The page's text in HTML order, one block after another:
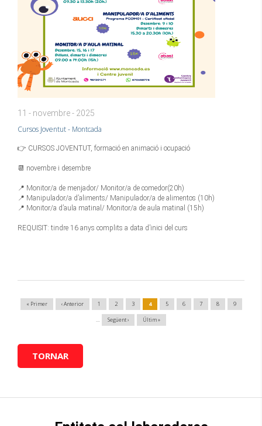
11 - novembre - 2025
Cursos Joventut - Montcada
👉 CURSOS JOVENTUT, formació en animació i ocupació
📆 novembre i desembre
📍 Monitor/a de menjador/ Monitor/a de comedor(20h)
📍 Manipulador/a d’aliments/ Manipulador/a de alimentos (10h)
📍 Monitor/a d’aula matinal/ Monitor/a de aula matinal (15h)
REQUISIT: tindre 16 anys complits a data d’inici del curs
Primera
pàgina
« Primer
Pàgina
anterior
‹ Anterior Page
1 Page
2 Page
3
Pàgina
actual
4 Page
5 Page
6 Page
7 Page
8 Page
9
…
Pàgina
següent
Següent ›
Última
pàgina
Últim »
TORNAR